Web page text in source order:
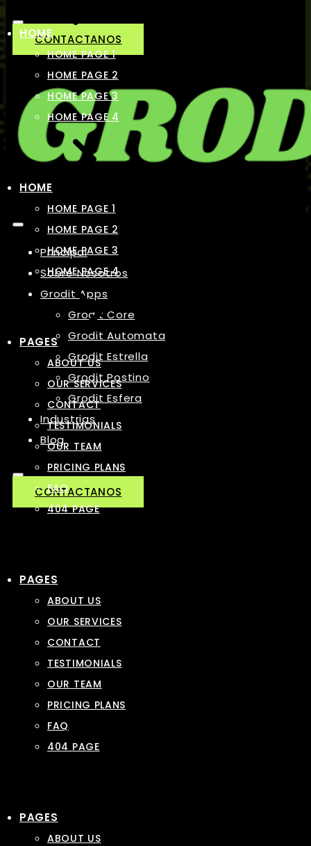
CONTACTANOS
Principal
Sobre Nosotros
Grodit Apps
Grodit Core
Grodit Automata
Grodit Estrella
Grodit Postino
Grodit Esfera
Industrias
Blog
CONTACTANOS
HOME
HOME PAGE 1
HOME PAGE 2
HOME PAGE 3
HOME PAGE 4
HOME
HOME PAGE 1
HOME PAGE 2
HOME PAGE 3
HOME PAGE 4
PAGES
ABOUT US
OUR SERVICES
CONTACT
TESTIMONIALS
OUR TEAM
PRICING PLANS
FAQ
404 PAGE
PAGES
ABOUT US
OUR SERVICES
CONTACT
TESTIMONIALS
OUR TEAM
PRICING PLANS
FAQ
404 PAGE
PAGES
ABOUT US